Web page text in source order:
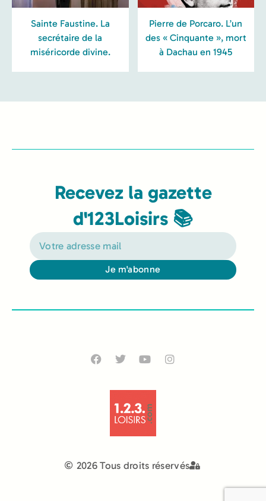
Sainte Faustine. La
secrétaire de la
miséricorde divine.
Pierre de Porcaro. L’un
des « Cinquante », mort
à Dachau en 1945
Recevez la gazette
d'123Loisirs 📚
Je m'abonne
2026 Tous droits réservés